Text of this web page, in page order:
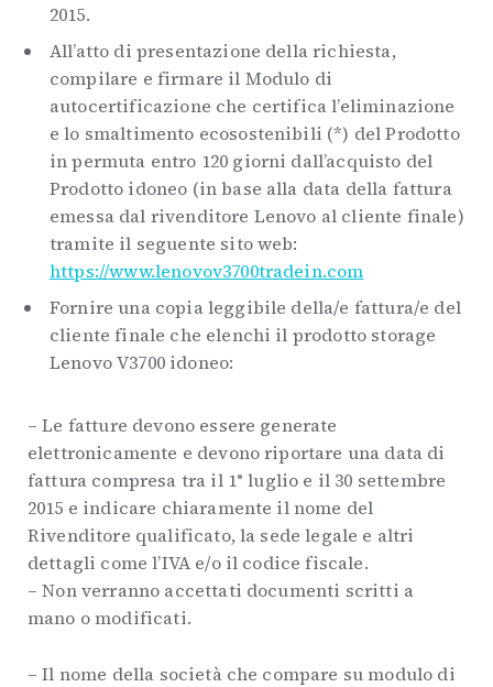
2015.
All’atto di presentazione della richiesta,
compilare e firmare il Modulo di
autocertificazione che certifica l’eliminazione
e lo smaltimento ecosostenibili (*) del Prodotto
in permuta entro 120 giorni dall’acquisto del
Prodotto idoneo (in base alla data della fattura
emessa dal rivenditore Lenovo al cliente finale)
tramite il seguente sito web:
https://www.lenovov3700tradein.com
Fornire una copia leggibile della/e fattura/e del
cliente finale che elenchi il prodotto storage
Lenovo V3700 idoneo:
– Le fatture devono essere generate
elettronicamente e devono riportare una data di
fattura compresa tra il 1° luglio e il 30 settembre
2015 e indicare chiaramente il nome del
Rivenditore qualificato, la sede legale e altri
dettagli come l’IVA e/o il codice fiscale.
– Non verranno accettati documenti scritti a
mano o modificati.
– Il nome della società che compare su modulo di